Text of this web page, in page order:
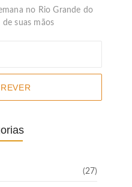
no Rio Grande do
suas mãos
(27)